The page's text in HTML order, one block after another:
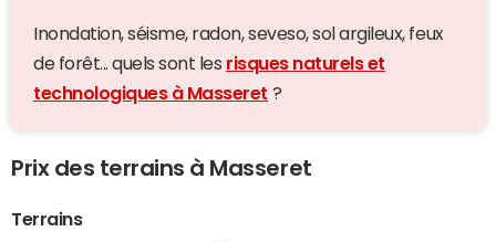
Inondation, séisme, radon, seveso, sol argileux, feux
de forêt... quels sont les risques naturels et
technologiques à Masseret ?
Prix des terrains à Masseret
Terrains